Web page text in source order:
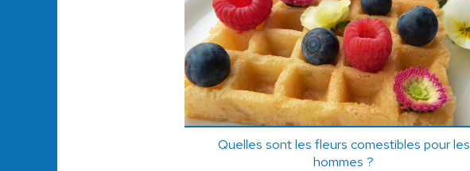
Quelles sont les fleurs comestibles pour les
hommes ?